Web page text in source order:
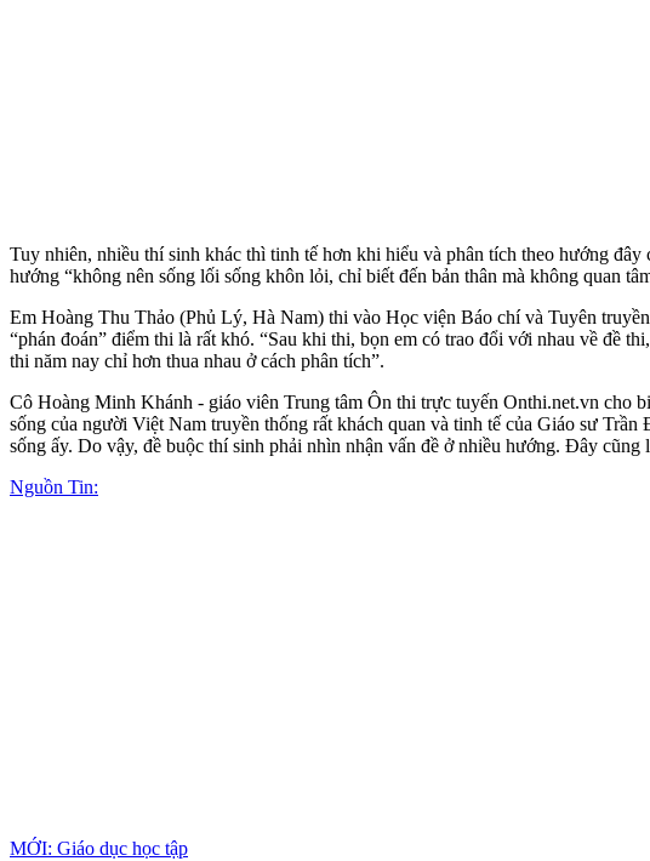
Tuy nhiên, nhiều thí sinh khác thì tinh tế hơn khi hiểu và phân tích theo hướng
hướng “không nên sống lối sống khôn lỏi, chỉ biết đến bản thân mà không quan
Em Hoàng Thu Thảo (Phủ Lý, Hà Nam) thi vào Học viện Báo chí và Tuyên
“phán đoán” điểm thi là rất khó. “Sau khi thi, bọn em có trao đổi với nhau về đề
thi năm nay chỉ hơn thua nhau ở cách phân tích”.
Cô Hoàng Minh Khánh - giáo viên Trung tâm Ôn thi trực tuyến Onthi.net.vn cho
sống của người Việt Nam truyền thống rất khách quan và tinh tế của Giáo sư
sống ấy. Do vậy, đề buộc thí sinh phải nhìn nhận vấn đề ở nhiều hướng. Đây
Nguồn Tin:
MỚI: Giáo dục học tập